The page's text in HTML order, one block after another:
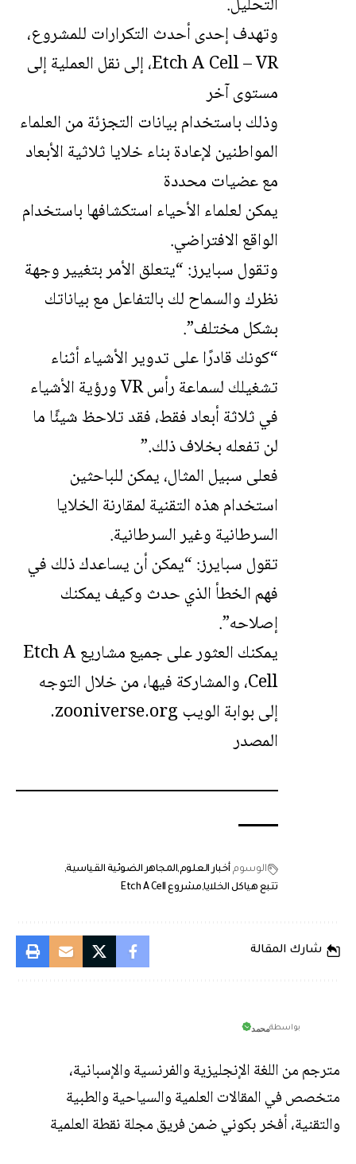
وتهدف إحدى أحدث التكرارات للمشروع،
Etch A Cell – VR، إلى نقل العملية إلى
مستوى آخر
وذلك باستخدام بيانات التجزئة من العلماء
المواطنين لإعادة بناء خلايا ثلاثية الأبعاد
مع عضيات محددة
يمكن لعلماء الأحياء استكشافها باستخدام
الواقع الافتراضي.
وتقول سبايرز: “يتعلق الأمر بتغيير وجهة
نظرك والسماح لك بالتفاعل مع بياناتك
بشكل مختلف”.
“كونك قادرًا على تدوير الأشياء أثناء
تشغيلك لسماعة رأس VR ورؤية الأشياء
في ثلاثة أبعاد فقط، فقد تلاحظ شيئًا ما
لن تفعله بخلاف ذلك.”
فعلى سبيل المثال، يمكن للباحثين
استخدام هذه التقنية لمقارنة الخلايا
السرطانية وغير السرطانية.
تقول سبايرز: “يمكن أن يساعدك ذلك في
فهم الخطأ الذي حدث وكيف يمكنك
إصلاحه”.
يمكنك العثور على جميع مشاريع Etch A
Cell، والمشاركة فيها، من خلال التوجه
إلى بوابة الويب zooniverse.org.
المصدر
الوسوم أخبار العلوم المجاهر الضوئية القياسية
تتبع هياكل الخلايا مشروع Etch A Cell
شارك المقالة
بواسطةمحمد
مترجم من اللغة الإنجليزية والفرنسية والإسبانية،
متخصص في المقالات العلمية والسياحية والطبية
والتقنية، أفخر بكوني ضمن فريق مجلة نقطة العلمية